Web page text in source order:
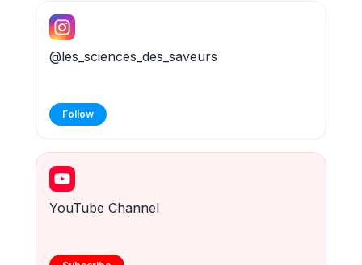
@les_sciences_des_saveurs
Follow
YouTube Channel